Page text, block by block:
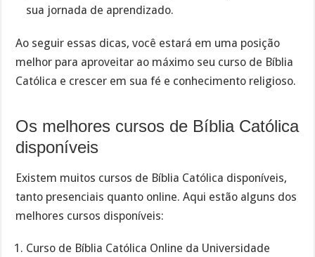
sua jornada de aprendizado.
Ao seguir essas dicas, você estará em uma posição
melhor para aproveitar ao máximo seu curso de Bíblia
Católica e crescer em sua fé e conhecimento religioso.
Os melhores cursos de Bíblia Católica
disponíveis
Existem muitos cursos de Bíblia Católica disponíveis,
tanto presenciais quanto online. Aqui estão alguns dos
melhores cursos disponíveis:
Curso de Bíblia Católica Online da Universidade